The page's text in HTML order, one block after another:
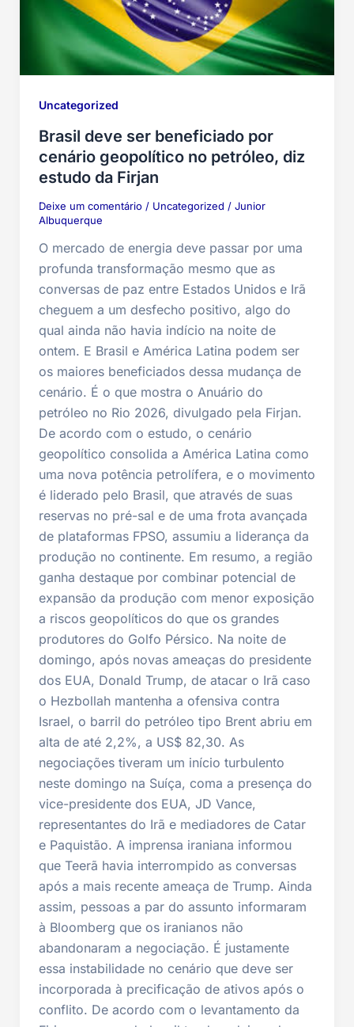
Uncategorized
Brasil deve ser beneficiado por
cenário geopolítico no petróleo, diz
estudo da Firjan
Deixe um comentário / Uncategorized / Junior
Albuquerque
O mercado de energia deve passar por uma
profunda transformação mesmo que as
conversas de paz entre Estados Unidos e Irã
cheguem a um desfecho positivo, algo do
qual ainda não havia indício na noite de
ontem. E Brasil e América Latina podem ser
os maiores beneficiados dessa mudança de
cenário. É o que mostra o Anuário do
petróleo no Rio 2026, divulgado pela Firjan.
De acordo com o estudo, o cenário
geopolítico consolida a América Latina como
uma nova potência petrolífera, e o movimento
é liderado pelo Brasil, que através de suas
reservas no pré-sal e de uma frota avançada
de plataformas FPSO, assumiu a liderança da
produção no continente. Em resumo, a região
ganha destaque por combinar potencial de
expansão da produção com menor exposição
a riscos geopolíticos do que os grandes
produtores do Golfo Pérsico. Na noite de
domingo, após novas ameaças do presidente
dos EUA, Donald Trump, de atacar o Irã caso
o Hezbollah mantenha a ofensiva contra
Israel, o barril do petróleo tipo Brent abriu em
alta de até 2,2%, a US$ 82,30. As
negociações tiveram um início turbulento
neste domingo na Suíça, coma a presença do
vice-presidente dos EUA, JD Vance,
representantes do Irã e mediadores de Catar
e Paquistão. A imprensa iraniana informou
que Teerã havia interrompido as conversas
após a mais recente ameaça de Trump. Ainda
assim, pessoas a par do assunto informaram
à Bloomberg que os iranianos não
abandonaram a negociação. É justamente
essa instabilidade no cenário que deve ser
incorporada à precificação de ativos após o
conflito. De acordo com o levantamento da